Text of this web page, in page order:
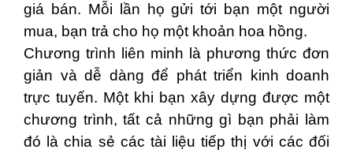
giá bán. Mỗi lần họ gửi tới bạn một người
mua, bạn trả cho họ một khoản hoa hồng.
Chương trình liên minh là phương thức đơn
giản và dễ dàng để phát triển kinh doanh
trực tuyến. Một khi bạn xây dựng được một
chương trình, tất cả những gì bạn phải làm
đó là chia sẻ các tài liệu tiếp thị với các đối